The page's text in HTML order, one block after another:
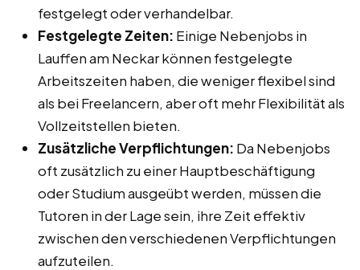
festgelegt oder verhandelbar.
Festgelegte Zeiten: Einige Nebenjobs in
Lauffen am Neckar können festgelegte
Arbeitszeiten haben, die weniger flexibel sind
als bei Freelancern, aber oft mehr Flexibilität als
Vollzeitstellen bieten.
Zusätzliche Verpflichtungen: Da Nebenjobs
oft zusätzlich zu einer Hauptbeschäftigung
oder Studium ausgeübt werden, müssen die
Tutoren in der Lage sein, ihre Zeit effektiv
zwischen den verschiedenen Verpflichtungen
aufzuteilen.